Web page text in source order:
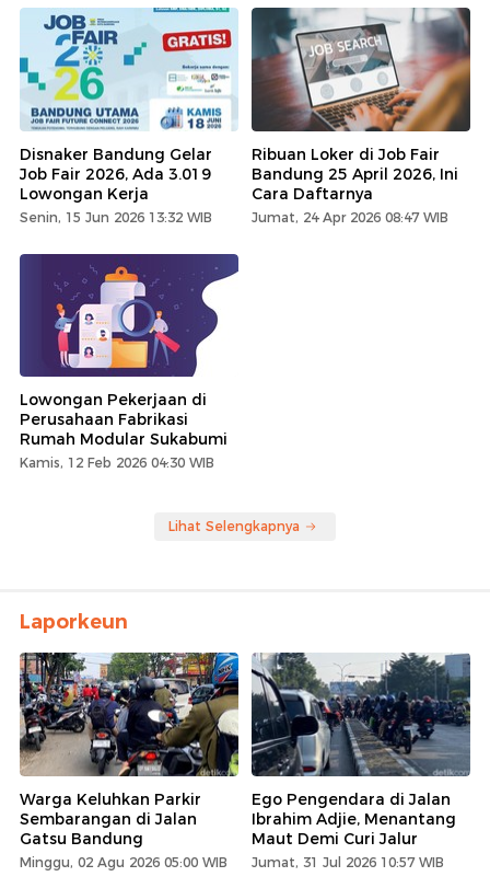
Disnaker Bandung Gelar
Job Fair 2026, Ada 3.019
Lowongan Kerja
Senin, 15 Jun 2026 13:32 WIB
Ribuan Loker di Job Fair
Bandung 25 April 2026, Ini
Cara Daftarnya
Jumat, 24 Apr 2026 08:47 WIB
Lowongan Pekerjaan di
Perusahaan Fabrikasi
Rumah Modular Sukabumi
Kamis, 12 Feb 2026 04:30 WIB
Lihat Selengkapnya
Laporkeun
Warga Keluhkan Parkir
Sembarangan di Jalan
Gatsu Bandung
Minggu, 02 Agu 2026 05:00 WIB
Ego Pengendara di Jalan
Ibrahim Adjie, Menantang
Maut Demi Curi Jalur
Jumat, 31 Jul 2026 10:57 WIB